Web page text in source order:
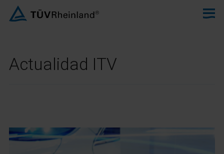
Actualidad ITV